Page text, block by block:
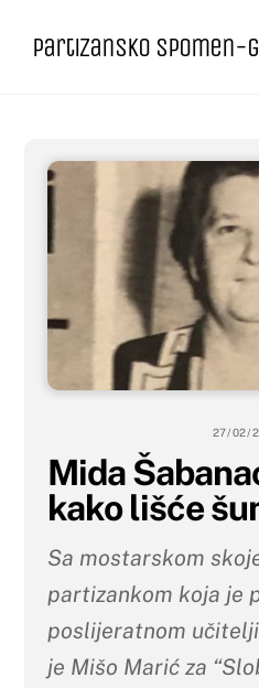
Partizansko
27/02/
Mida
kako lišće
Sa mostarskom
partizankom koja je
poslijeratnom
je Mišo Marić za